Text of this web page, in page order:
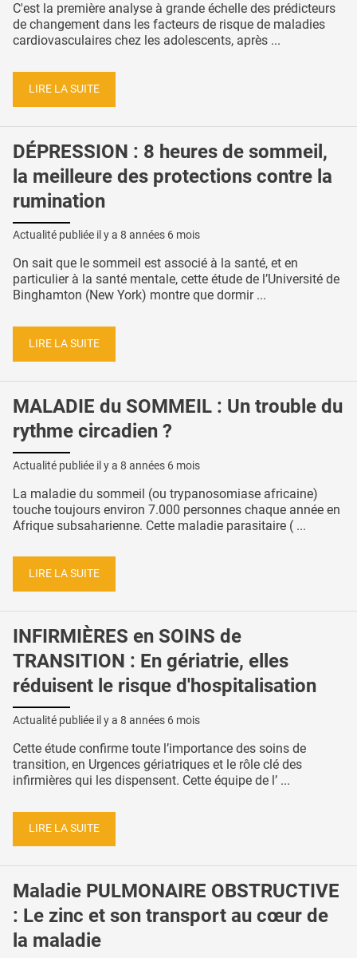
C'est la première analyse à grande échelle des prédicteurs
de changement dans les facteurs de risque de maladies
cardiovasculaires chez les adolescents, après ...
LIRE LA SUITE
DÉPRESSION : 8 heures de sommeil,
la meilleure des protections contre la
rumination
Actualité publiée il y a 8 années 6 mois
On sait que le sommeil est associé à la santé, et en
particulier à la santé mentale, cette étude de l’Université de
Binghamton (New York) montre que dormir ...
LIRE LA SUITE
MALADIE du SOMMEIL : Un trouble du
rythme circadien ?
Actualité publiée il y a 8 années 6 mois
La maladie du sommeil (ou trypanosomiase africaine)
touche toujours environ 7.000 personnes chaque année en
Afrique subsaharienne. Cette maladie parasitaire ( ...
LIRE LA SUITE
INFIRMIÈRES en SOINS de
TRANSITION : En gériatrie, elles
réduisent le risque d'hospitalisation
Actualité publiée il y a 8 années 6 mois
Cette étude confirme toute l’importance des soins de
transition, en Urgences gériatriques et le rôle clé des
infirmières qui les dispensent. Cette équipe de l’ ...
LIRE LA SUITE
Maladie PULMONAIRE OBSTRUCTIVE
: Le zinc et son transport au cœur de
la maladie